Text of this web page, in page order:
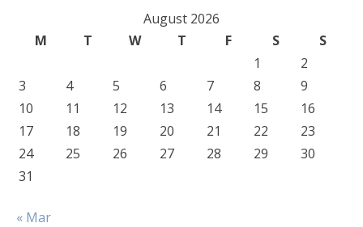
August 2026
M
T W T F S
S
1
2
3
4 5 6 7 8
9
10
11 12 13 14 15
16
17
18 19 20 21 22
23
24
25 26 27 28 29
30
31
« Mar